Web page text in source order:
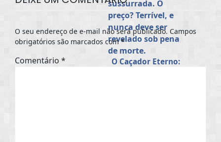
O Caçador Eterno:
O seu endereço de e-mail não será publicado. Campos
obrigatórios são marcados com*
Comentário *